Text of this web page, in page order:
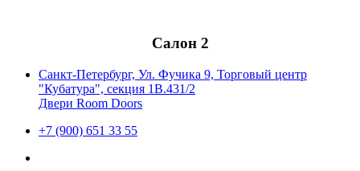
Салон 2
Санкт-Петербург, Ул. Фучика 9, Торговый центр
"Кубатура", секция 1В.431/2
Двери Room Doors
+7 (900) 651 33 55